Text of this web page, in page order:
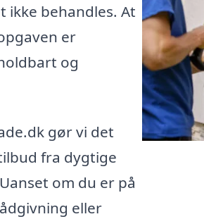
ikke behandles. At
er
og
gør vi det
fra dygtige
om du er på
eller